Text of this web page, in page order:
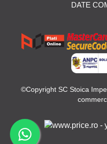
DATE
©Copyright SC Stoica